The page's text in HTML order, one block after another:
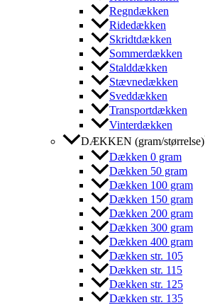
Regndækken
Ridedækken
Skridtdækken
Sommerdækken
Stalddækken
Stævnedækken
Sveddækken
Transportdækken
Vinterdækken
DÆKKEN (gram/størrelse)
Dækken 0 gram
Dækken 50 gram
Dækken 100 gram
Dækken 150 gram
Dækken 200 gram
Dækken 300 gram
Dækken 400 gram
Dækken str. 105
Dækken str. 115
Dækken str. 125
Dækken str. 135